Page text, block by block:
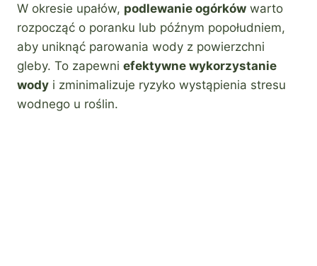
W okresie upałów, podlewanie ogórków warto
rozpocząć o poranku lub późnym popołudniem,
aby uniknąć parowania wody z powierzchni
gleby. To zapewni efektywne wykorzystanie
wody i zminimalizuje ryzyko wystąpienia stresu
wodnego u roślin.